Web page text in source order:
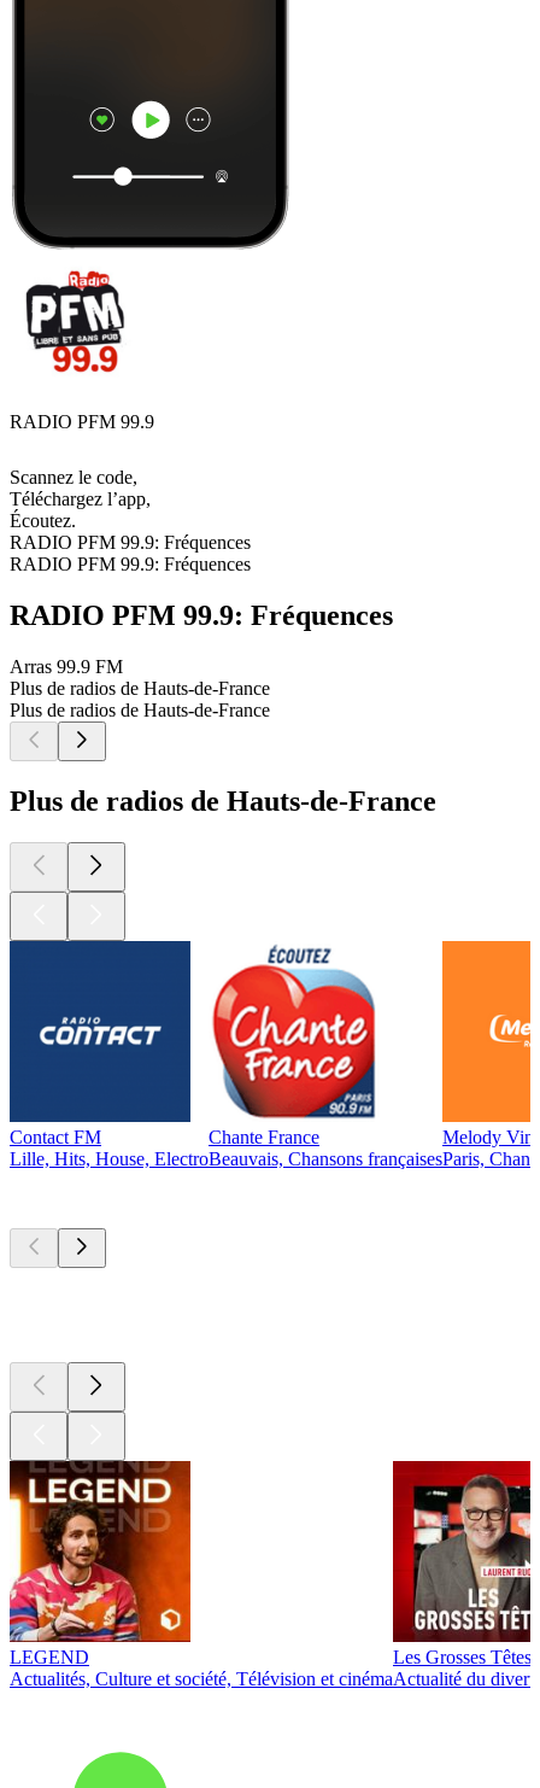
RADIO PFM 99.9
Scannez le code,
Téléchargez l’app,
Écoutez.
RADIO PFM 99.9: Fréquences
RADIO PFM 99.9: Fréquences
RADIO PFM 99.9: Fréquences
Arras 99.9 FM
Plus de radios de Hauts-de-France
Plus de radios de Hauts-de-France
Plus de radios de Hauts-de-France
Contact FM
Lille, Hits, House, Electro
Chante France
Beauvais, Chansons françaises
Melody
Paris,
LEGEND
Actualités, Culture et société, Télévision et cinéma
Les Grosses Têtes
Actualité du